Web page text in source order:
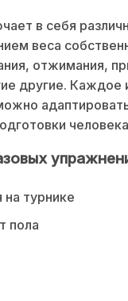
в себя
веса
отжимания,
другие. Каждое
на турнике
пола